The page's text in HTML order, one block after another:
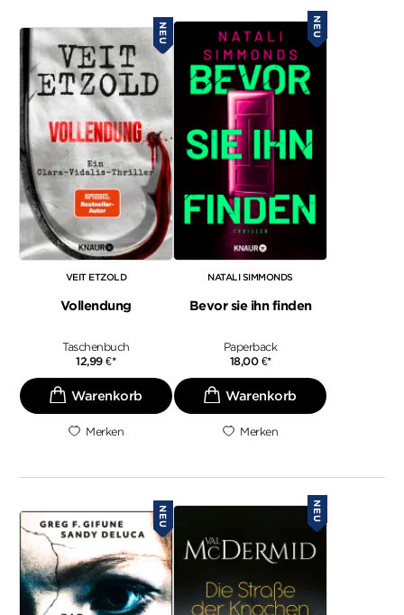
NEU
VEIT ETZOLD
Vollendung
Taschenbuch
12,99€*
Merken
NEU
NATALI SIMMONDS
Bevor sie ihn finden
Paperback
18,00 €*
Merken
NEU NEU